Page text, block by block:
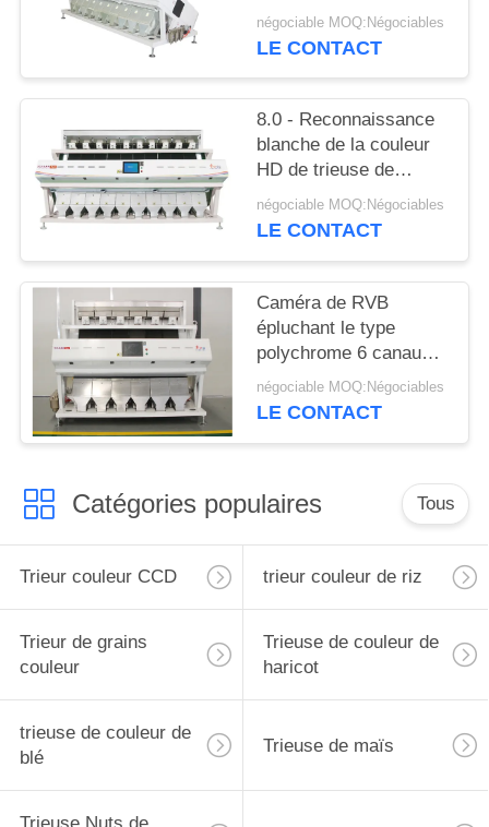
des graines de piment
avec Dix descendeurs
négociable MOQ:Négociables
LE CONTACT
8.0 - Reconnaissance
blanche de la couleur
HD de trieuse de
haricot de la capacité
15.0T/H
négociable MOQ:Négociables
LE CONTACT
Caméra de RVB
épluchant le type
polychrome 6 canaux
de CCD de trieuse de
fèves de mung
négociable MOQ:Négociables
LE CONTACT
Catégories populaires Tous
Trieur couleur CCD trieur couleur de riz
Trieur de grains
couleur
Trieuse de couleur de
haricot
trieuse de couleur de
blé
Trieuse de maïs